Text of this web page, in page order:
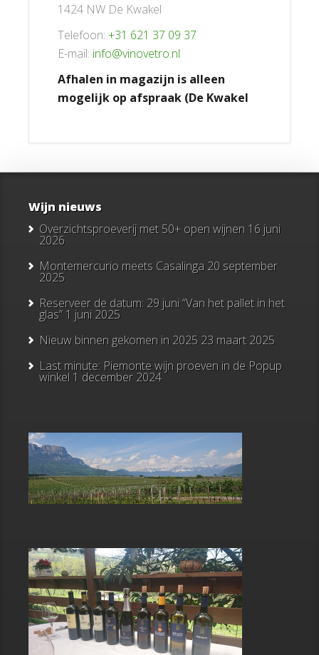
1424 NW De Kwakel
Telefoon: +31 621 37 09 37
E-mail: info@vinovetro.nl
Afhalen in magazijn is alleen
mogelijk op afspraak (De Kwakel
Wijn nieuws
Overzichtsproeverij met 50+ open wijnen 16 juni
2026
Montemercurio meets Casalinga 20 september
2025
Reserveer de datum: 29 juni “Van het pallet in het
glas” 1 juni 2025
Nieuw binnen gekomen in 2025 23 maart 2025
Last minute: Piemonte wijn proeven in de Popup
winkel 1 december 2024